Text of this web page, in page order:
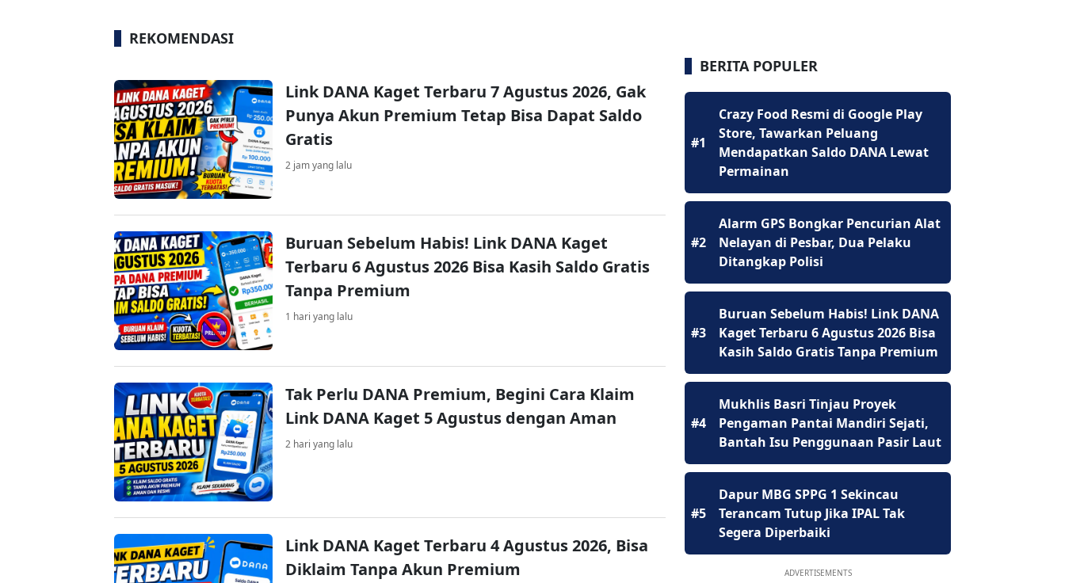
REKOMENDASI
Link DANA Kaget Terbaru 7 Agustus 2026, Gak
Punya Akun Premium Tetap Bisa Dapat Saldo
Gratis
2 jam yang lalu
Buruan Sebelum Habis! Link DANA Kaget
Terbaru 6 Agustus 2026 Bisa Kasih Saldo Gratis
Tanpa Premium
1 hari yang lalu
Tak Perlu DANA Premium, Begini Cara Klaim
Link DANA Kaget 5 Agustus dengan Aman
2 hari yang lalu
Link DANA Kaget Terbaru 4 Agustus 2026, Bisa
Diklaim Tanpa Akun Premium
BERITA POPULER
#1
Crazy Food Resmi di Google Play
Store, Tawarkan Peluang
Mendapatkan Saldo DANA Lewat
Permainan
#2
Alarm GPS Bongkar Pencurian Alat
Nelayan di Pesbar, Dua Pelaku
Ditangkap Polisi
#3
Buruan Sebelum Habis! Link DANA
Kaget Terbaru 6 Agustus 2026 Bisa
Kasih Saldo Gratis Tanpa Premium
#4
Mukhlis Basri Tinjau Proyek
Pengaman Pantai Mandiri Sejati,
Bantah Isu Penggunaan Pasir Laut
#5
Dapur MBG SPPG 1 Sekincau
Terancam Tutup Jika IPAL Tak
Segera Diperbaiki
ADVERTISEMENTS